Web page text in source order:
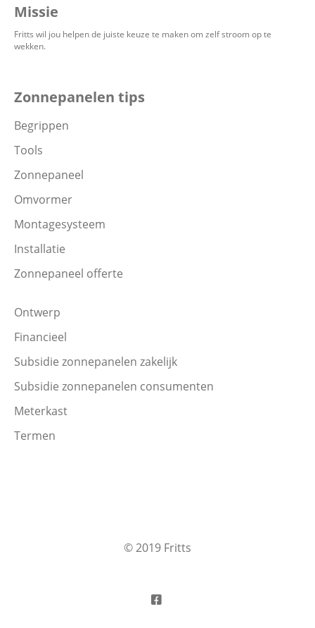
Missie
Fritts wil jou helpen de juiste keuze te maken om zelf stroom op te
wekken.
Zonnepanelen tips
Begrippen
Tools
Zonnepaneel
Omvormer
Montagesysteem
Installatie
Zonnepaneel offerte
Ontwerp
Financieel
Subsidie zonnepanelen zakelijk
Subsidie zonnepanelen consumenten
Meterkast
Termen
© 2019 Fritts